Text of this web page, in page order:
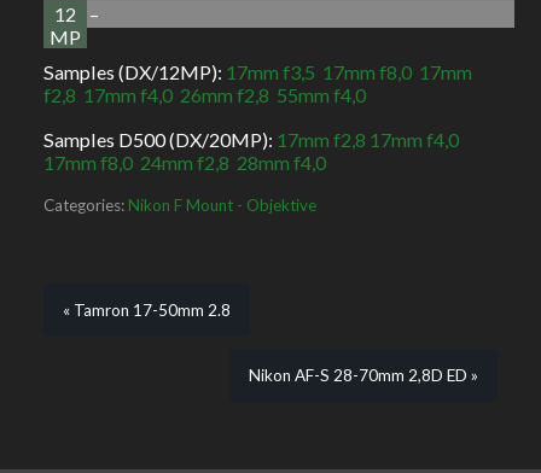
12
MP
–
Samples (DX/12MP): 17mm f3,5 17mm f8,0 17mm
f2,8 17mm f4,0 26mm f2,8 55mm f4,0
Samples D500 (DX/20MP): 17mm f2,8 17mm f4,0
17mm f8,0 24mm f2,8 28mm f4,0
Categories: Nikon F Mount - Objektive
« Tamron 17-50mm 2.8
Nikon AF-S 28-70mm 2,8D ED »